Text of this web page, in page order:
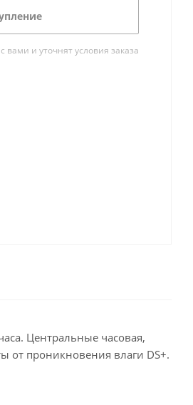
и уточнят условия заказа
Центральные часовая,
от проникновения влаги DS+.